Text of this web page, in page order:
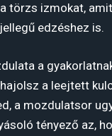
törzs izmokat,
edzéshez is.
a
a leejtett
a mozdulatsor
tényező az,